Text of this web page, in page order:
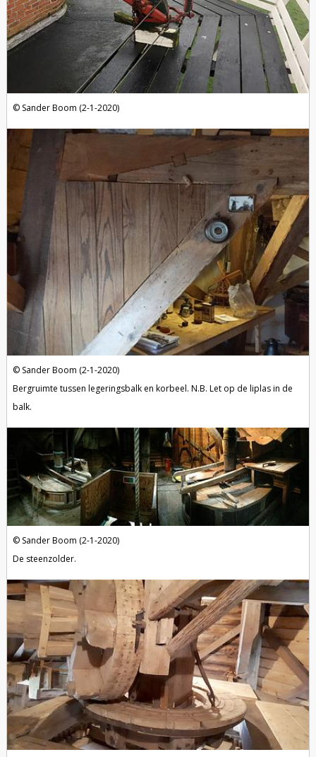
Sander Boom (2-1-2020)
Sander Boom (2-1-2020)
Bergruimte tussen legeringsbalk en korbeel. N.B. Let op de liplas in de
balk.
Sander Boom (2-1-2020)
De steenzolder.